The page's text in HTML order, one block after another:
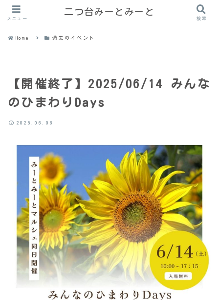
Home 過去のイベント
【開催終了】2025/06/14 みんな
のひまわりDays
2025.06.06
メニュー
二つ台みーとみーと
検索